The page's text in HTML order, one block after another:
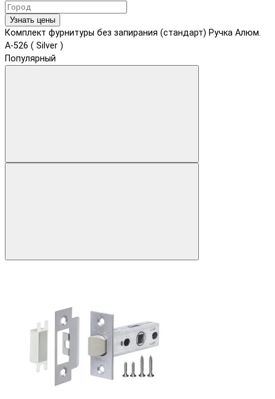
Узнать цены
Комплект фурнитуры без запирания (стандарт) Ручка Алюм.
А-526 ( Silver )
Популярный